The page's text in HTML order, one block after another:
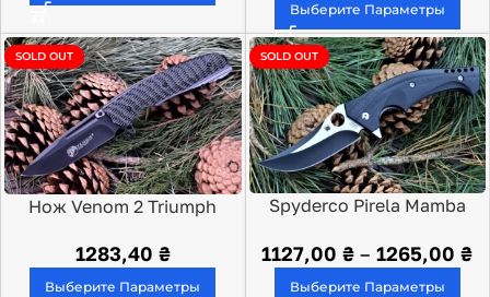
Выберите Параметры
SOLD OUT
Нож Venom 2 Triumph
1283,40 ₴
Выберите Параметры
SOLD OUT
Spyderco Pirela Mamba
1127,00₴ – 1265,00₴
Выберите Параметры